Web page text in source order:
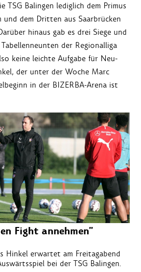
TSG Balingen lediglich dem Primus
dem Dritten aus Saarbrücken
hinaus gab es drei Siege und
der Regionalliga
keine leichte Aufgabe für Neu-
der unter der Woche Marc
in der BIZERBA-Arena ist
Fight annehmen"
Hinkel erwartet am Freitagabend
bei der TSG Balingen.